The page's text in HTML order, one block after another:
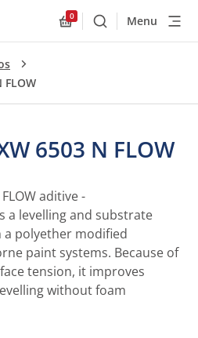
0
BuscarMenu
FLOW
6503 N FLOW
aditive -
a levelling and substrate
a polyether modified
paint systems. Because of
tension, it improves
without foam